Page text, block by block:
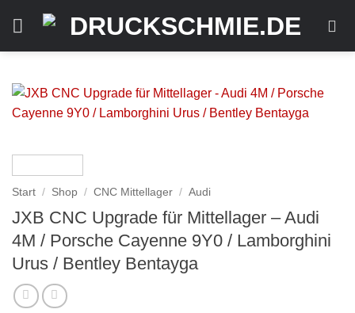
Inhalt
springen
Start / Shop / CNC Mittellager / Audi
JXB CNC Upgrade für Mittellager – Audi
4M / Porsche Cayenne 9Y0 / Lamborghini
Urus / Bentley Bentayga